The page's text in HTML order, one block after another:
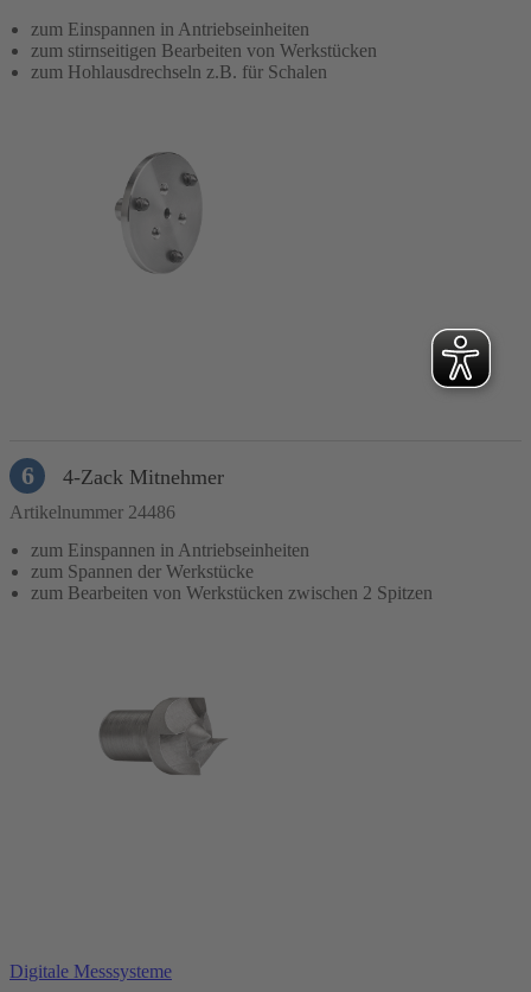
zum Einspannen in Antriebseinheiten
zum stirnseitigen Bearbeiten von Werkstücken
zum Hohlausdrechseln z.B. für Schalen
6 4-Zack Mitnehmer
Artikelnummer 24486
zum Einspannen in Antriebseinheiten
zum Spannen der Werkstücke
zum Bearbeiten von Werkstücken zwischen 2 Spitzen
Digitale Messsysteme